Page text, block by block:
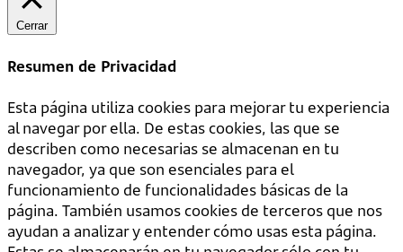
Cerrar
Resumen de Privacidad
Esta página utiliza cookies para mejorar tu experiencia
al navegar por ella. De estas cookies, las que se
describen como necesarias se almacenan en tu
navegador, ya que son esenciales para el
funcionamiento de funcionalidades básicas de la
página. También usamos cookies de terceros que nos
ayudan a analizar y entender cómo usas esta página.